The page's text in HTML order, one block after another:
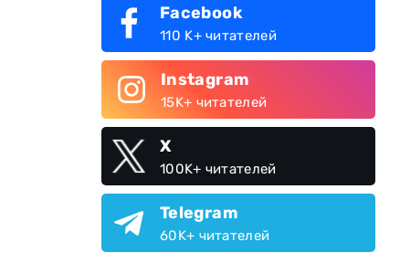
Facebook
110 K+ читателей
Instagram
15K+ читателей
X
100K+ читателей
Telegram
60K+ читателей